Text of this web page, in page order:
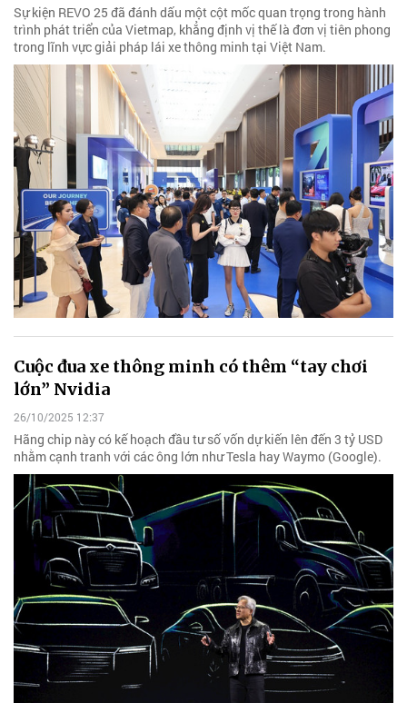
Sự kiện REVO 25 đã đánh dấu một cột mốc quan trọng trong hành
trình phát triển của Vietmap, khẳng định vị thế là đơn vị tiên phong
trong lĩnh vực giải pháp lái xe thông minh tại Việt Nam.
Cuộc đua xe thông minh có thêm “tay chơi
lớn” Nvidia
26/10/2025 12:37
Hãng chip này có kế hoạch đầu tư số vốn dự kiến lên đến 3 tỷ USD
nhằm cạnh tranh với các ông lớn như Tesla hay Waymo (Google).